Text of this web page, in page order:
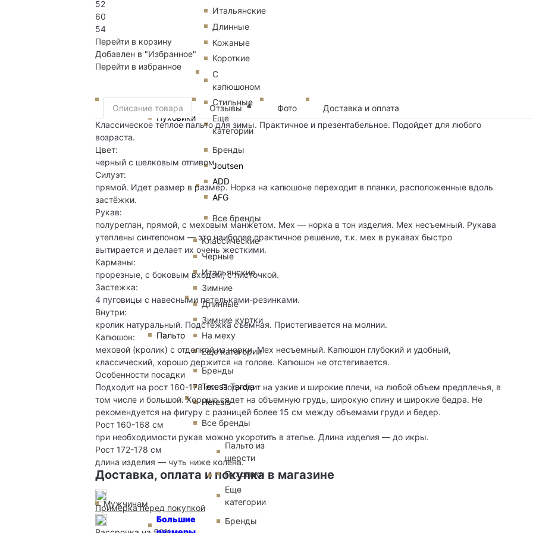
Мужчинам
Пуховики
Итальянские
Длинные
Кожаные
Короткие
С
капюшоном
Стильные
Еще
категории
Бренды
Joutsen
ADD
AFG
Все бренды
Пальто
Классические
Черные
Итальянские
Зимние
Длинные
Зимние куртки
На меху
Еще категории
Бренды
Teresa Tardia
Heresis
Все бренды
Большие
Пальто из
шерсти
Пуховики
Еще
категории
Бренды
52
60
54
Перейти в корзину
Добавлен в "Избранное"
Перейти в избранное
Описание товара Отзывы 4 Фото
Доставка и оплата
Классическое теплое пальто для зимы. Практичное и презентабельное. Подойдет для любого
возраста.
Цвет:
черный с шелковым отливом.
Силуэт:
прямой. Идет размер в размер. Норка на капюшоне переходит в планки, расположенные вдоль
застёжки.
Рукав:
полуреглан, прямой, с меховым манжетом. Мех — норка в тон изделия. Мех несъемный. Рукава
утеплены синтепоном — это наиболее практичное решение, т.к. мех в рукавах быстро
вытирается и делает их очень жесткими.
Карманы:
прорезные, с боковым входом, с листочкой.
Застежка:
4 пуговицы с навесными петельками-резинками.
Внутри:
кролик натуральный. Подстежка съемная. Пристегивается на молнии.
Капюшон:
меховой (кролик) с отделкой из норки. Мех несъемный. Капюшон глубокий и удобный,
классический, хорошо держится на голове. Капюшон не отстегивается.
Особенности посадки
Подходит на рост 160-178 см. Подходит на узкие и широкие плечи, на любой объем предплечья, в
том числе и большой. Хорошо сядет на объемную грудь, широкую спину и широкие бедра. Не
рекомендуется на фигуру с разницей более 15 см между объемами груди и бедер.
Рост 160-168 см
при необходимости рукав можно укоротить в ателье. Длина изделия — до икры.
Рост 172-178 см
длина изделия — чуть ниже колена.
Доставка, оплата и покупка в магазине
Примерка перед покупкой